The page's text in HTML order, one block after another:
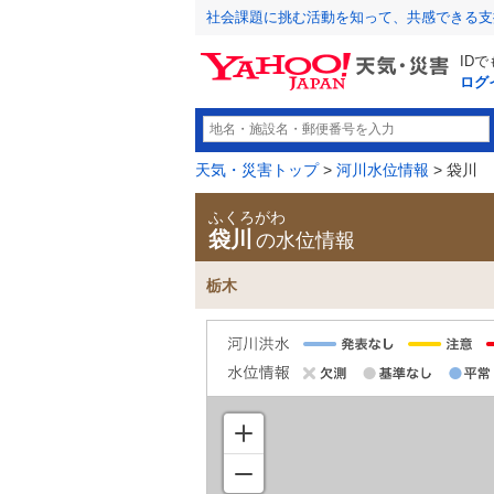
社会課題に挑む活動を知って、共感できる
ID
ログ
天気・災害トップ> 河川水位情報 > 袋川
ふくろがわ
袋川 の水位情報
栃木